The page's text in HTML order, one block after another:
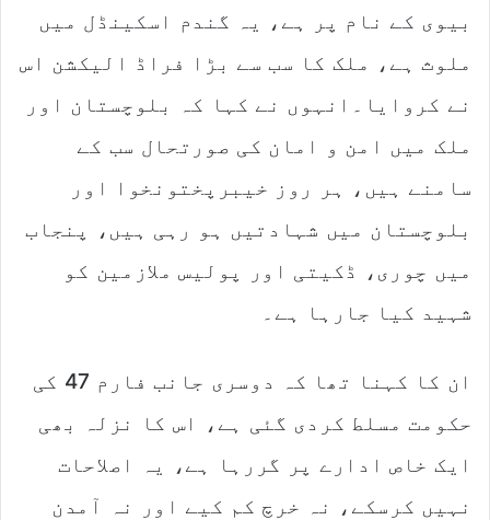
بیوی کے نام پر ہے، یہ گندم اسکینڈل میں
ملوث ہے، ملک کا سب سے بڑا فراڈ الیکشن اس
نے کروایا۔انہوں نے کہا کہ بلوچستان اور
ملک میں امن و امان کی صورتحال سب کے
سامنے ہیں، ہر روز خیبرپختونخوا اور
بلوچستان میں شہادتیں ہو رہی ہیں، پنجاب
میں چوری، ڈکیتی اور پولیس ملازمین کو
شہید کیا جارہا ہے۔
ان کا کہنا تھا کہ دوسری جانب فارم 47 کی
حکومت مسلط کردی گئی ہے، اس کا نزلہ بھی
ایک خاص ادارے پر گررہا ہے، یہ اصلاحات
نہیں کرسکے، نہ خرچ کم کیے اور نہ آمدن